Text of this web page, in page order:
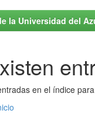
la Universidad del
en el índice